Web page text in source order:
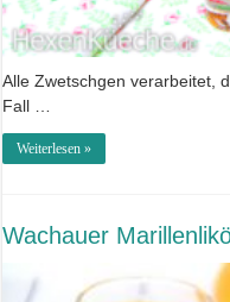
Alle Zwetschgen verarbeitet,
Fall …
Weiterlesen »
Wachauer